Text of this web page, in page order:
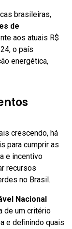
brasileiras,
de
aos atuais R$
o país
energética,
crescendo, há
para cumprir as
e incentivo
recursos
no Brasil.
Nacional
de um critério
e definindo quais